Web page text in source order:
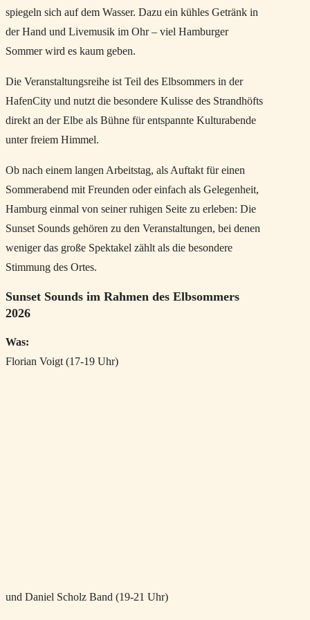
spiegeln sich auf dem Wasser. Dazu ein kühles Getränk in
der Hand und Livemusik im Ohr – viel Hamburger
Sommer wird es kaum geben.
Die Veranstaltungsreihe ist Teil des Elbsommers in der
HafenCity und nutzt die besondere Kulisse des Strandhöfts
direkt an der Elbe als Bühne für entspannte Kulturabende
unter freiem Himmel.
Ob nach einem langen Arbeitstag, als Auftakt für einen
Sommerabend mit Freunden oder einfach als Gelegenheit,
Hamburg einmal von seiner ruhigen Seite zu erleben: Die
Sunset Sounds gehören zu den Veranstaltungen, bei denen
weniger das große Spektakel zählt als die besondere
Stimmung des Ortes.
Sunset Sounds im Rahmen des Elbsommers
2026
Was:
Florian Voigt (17-19 Uhr)
und Daniel Scholz Band (19-21 Uhr)